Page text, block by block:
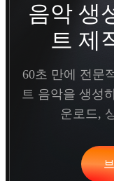
음악 생
트 제
60초 만에 전문
트 음악을 생성
운로드,